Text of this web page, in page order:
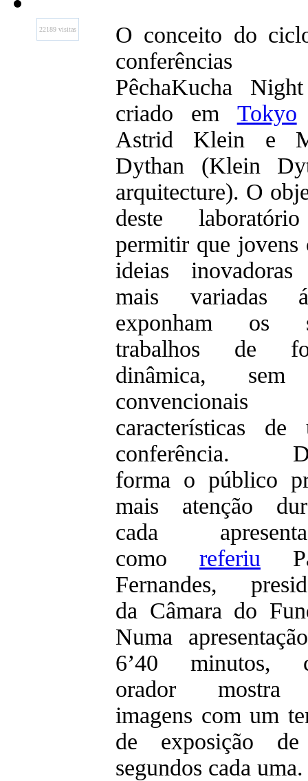
22189 visitas
O conceito do
conferências
PêchaKucha
criado em Tokyo
Astrid Klein e
Dythan (Klein
arquitecture). O
deste
permitir que jovens
ideias inovadoras
mais variadas
exponham os
trabalhos de
dinâmica,
convencionais
características de
conferência.
forma o público
mais atenção
cada
como referiu
Fernandes,
da Câmara do
Numa
6’40 minutos,
orador
imagens com um
de exposição
segundos cada uma.